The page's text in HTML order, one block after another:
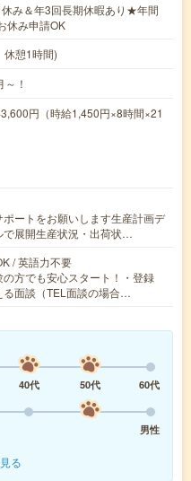
み＆年3回長期休暇あり★年間
休み申請OK
憩1時間)
！
円（時給1,450円×8時間×21
ートをお願いします生産計画デ
で展開生産状況・出荷状…
/ 英語力不要
方でも安心スタート！・登録
る面談（TEL面談の場合…
40代 50代
60代
男性
る